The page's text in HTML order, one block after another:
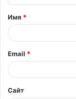
т
а
й
*
Имя *
Email *
Сайт